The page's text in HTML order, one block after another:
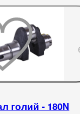
голий - 180N